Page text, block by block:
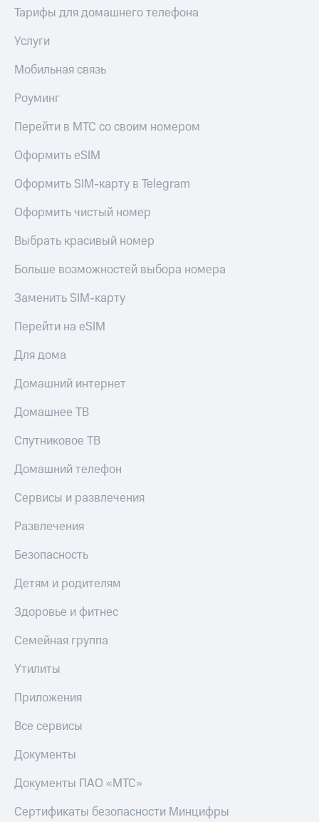
Тарифы для домашнего телефона
Услуги
Мобильная связь
Роуминг
Перейти в МТС со своим номером
Оформить eSIM
Оформить SIM-карту в Telegram
Оформить чистый номер
Выбрать красивый номер
Больше возможностей выбора номера
Заменить SIM-карту
Перейти на eSIM
Для дома
Домашний интернет
Домашнее ТВ
Спутниковое ТВ
Домашний телефон
Сервисы и развлечения
Развлечения
Безопасность
Детям и родителям
Здоровье и фитнес
Семейная группа
Утилиты
Приложения
Все сервисы
Документы
Документы ПАО «МТС»
Сертификаты безопасности Минцифры